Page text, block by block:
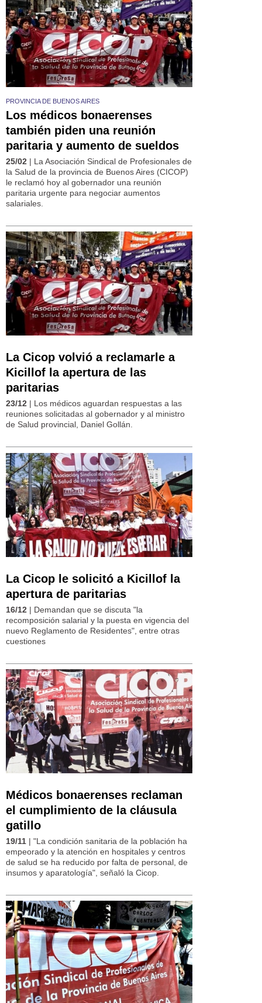
PROVINCIA DE BUENOS AIRES
Los médicos bonaerenses
también piden una reunión
paritaria y aumento de sueldos
25/02 | La Asociación Sindical de Profesionales de
la Salud de la provincia de Buenos Aires (CICOP)
le reclamó hoy al gobernador una reunión
paritaria urgente para negociar aumentos
salariales.
La Cicop volvió a reclamarle a
Kicillof la apertura de las
paritarias
23/12 | Los médicos aguardan respuestas a las
reuniones solicitadas al gobernador y al ministro
de Salud provincial, Daniel Gollán.
La Cicop le solicitó a Kicillof la
apertura de paritarias
16/12 | Demandan que se discuta "la
recomposición salarial y la puesta en vigencia del
nuevo Reglamento de Residentes", entre otras
cuestiones
Médicos bonaerenses reclaman
el cumplimiento de la cláusula
gatillo
19/11 | "La condición sanitaria de la población ha
empeorado y la atención en hospitales y centros
de salud se ha reducido por falta de personal, de
insumos y aparatología", señaló la Cicop.